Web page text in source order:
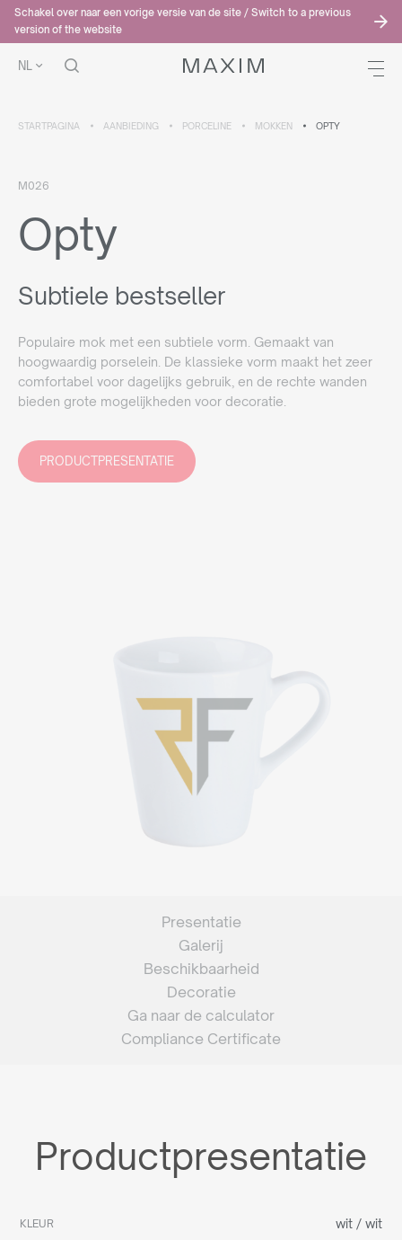
Schakel over naar een vorige versie van de site / Switch to a previous
version of the website
NL
STARTPAGINA AANBIEDING PORCELINE MOKKEN OPTY
M026
Opty
Subtiele bestseller
Populaire mok met een subtiele vorm. Gemaakt van
hoogwaardig porselein. De klassieke vorm maakt het zeer
comfortabel voor dagelijks gebruik, en de rechte wanden
bieden grote mogelijkheden voor decoratie.
PRODUCTPRESENTATIE
Presentatie
Galerij
Beschikbaarheid
Decoratie
Ga naar de calculator
Compliance Certificate
Productpresentatie
KLEUR wit / wit